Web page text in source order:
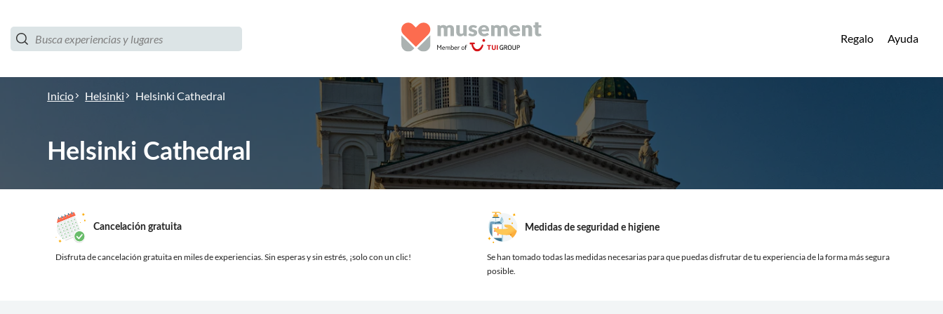
Regalo Ayuda
Inicio Helsinki Helsinki Cathedral
Helsinki Cathedral
Cancelación gratuita
Disfruta de cancelación gratuita en miles de experiencias. Sin esperas y sin estrés, ¡solo con un clic!
Medidas de seguridad e higiene
Se han tomado todas las medidas necesarias para que puedas disfrutar de tu experiencia de la forma más segura
posible.